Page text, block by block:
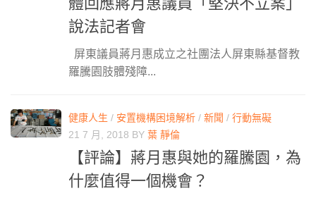
說法記者會
屏東議員蔣月惠成立之社團法人屏東縣基督教
羅騰園肢體殘障...
健康人生 / 安置機構困境解析 / 新聞 / 行動無礙
21 7 月, 2018 BY 葉 靜倫
【評論】蔣月惠與她的羅騰園，為
什麼值得一個機會？